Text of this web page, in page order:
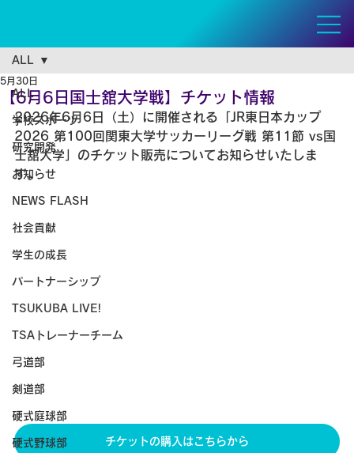
ALL
学校スポーツ
研究開発
お知らせ
NEWS FLASH
社会貢献
学生の成長
パートナーシップ
TSUKUBA LIVE!
TSAトレーナーチーム
弓道部
剣道部
硬式庭球部
硬式野球部
ALL
【6月6日国士舘大学戦】チケット情報
5月30日
2026年6月6日（土）に開催される「JR東日本カップ
2026 第100回関東大学サッカーリーグ戦 第11節 vs国
士舘大学」のチケット販売についてお知らせいたしま
す。
チケットの購入はこちらから